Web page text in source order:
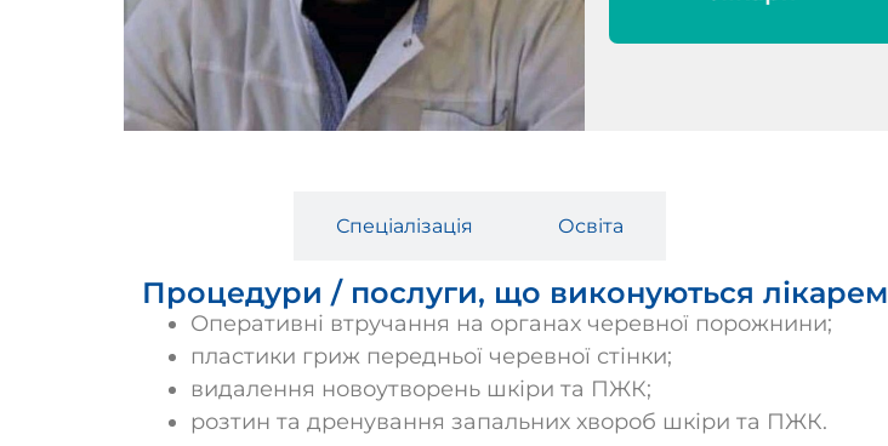
Спеціалізація Освіта
Процедури / послуги, що виконуються лікарем
Оперативні втручання на органах черевної порожнини;
пластики гриж передньої черевної стінки;
видалення новоутворень шкіри та ПЖК;
розтин та дренування запальних хвороб шкіри та ПЖК.